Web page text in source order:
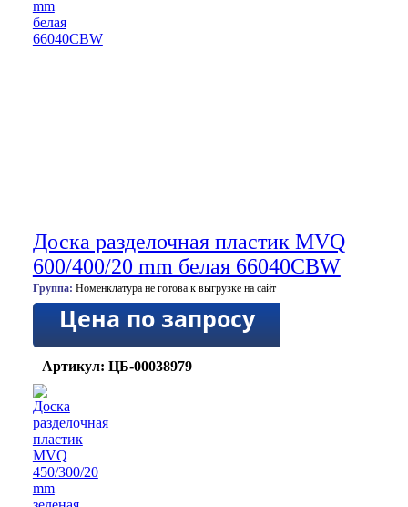
Доска разделочная пластик MVQ
600/400/20 mm белая 66040CBW
Группа: Номенклатура не готова к выгрузке на сайт
Цена по запросу
Артикул: ЦБ-00038979